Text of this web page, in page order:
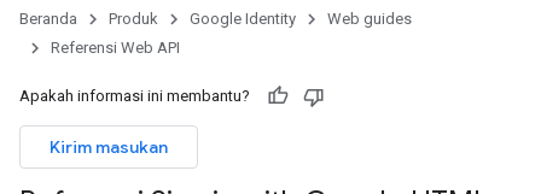
Beranda Produk Google Identity
Web guides
Referensi Web API
Apakah informasi ini membantu?
Kirim masukan